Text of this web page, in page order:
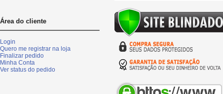
Área do cliente
Login
Quero me registrar na loja
Finalizar pedido
Minha Conta
Ver status do pedido